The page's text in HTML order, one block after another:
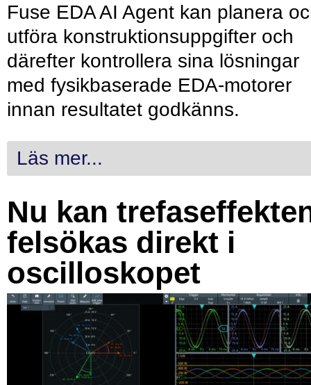
Fuse EDA AI Agent kan planera
utföra konstruktionsuppgifter och
därefter kontrollera sina lösningar
med fysikbaserade EDA-motorer
innan resultatet godkänns.
Läs mer...
Nu kan
felsökas direkt i
oscilloskopet